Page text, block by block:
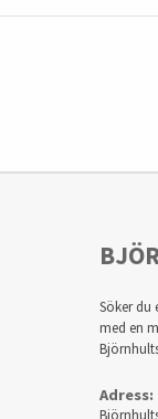
Söker du
med en
Adress: